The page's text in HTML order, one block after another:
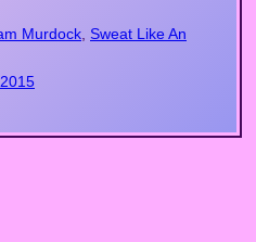
Murdock, Sweat Like An